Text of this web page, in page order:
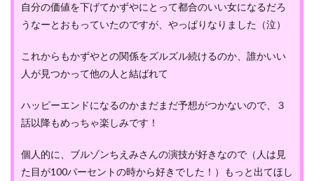
自分の価値を下げてかずやにとって都合のいい女になるだろ
うなーとおもっていたのですが、やっぱりなりました（泣）
これからもかずやとの関係をズルズル続けるのか、誰かいい
人が見つかって他の人と結ばれて
ハッピーエンドになるのかまだまだ予想がつかないので、３
話以降もめっちゃ楽しみです！
個人的に、ブルゾンちえみさんの演技が好きなので（人は見
た目が100パーセントの時から好きでした！）もっと出てほし